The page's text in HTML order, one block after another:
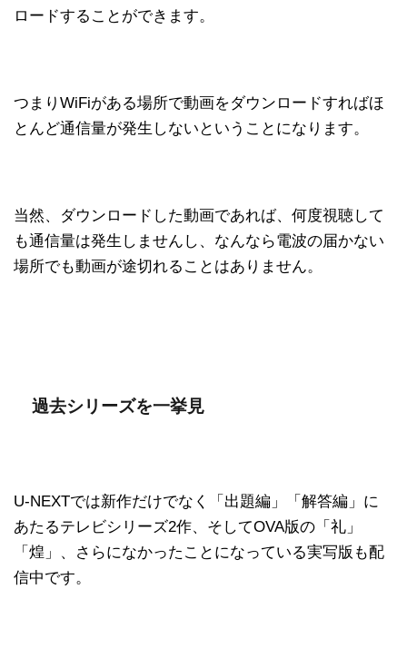
ロードすることができます。
つまりWiFiがある場所で動画をダウンロードすればほ
とんど通信量が発生しないということになります。
当然、ダウンロードした動画であれば、何度視聴して
も通信量は発生しませんし、なんなら電波の届かない
場所でも動画が途切れることはありません。
過去シリーズを一挙見
U-NEXTでは新作だけでなく「出題編」「解答編」に
あたるテレビシリーズ2作、そしてOVA版の「礼」
「煌」、さらになかったことになっている実写版も配
信中です。